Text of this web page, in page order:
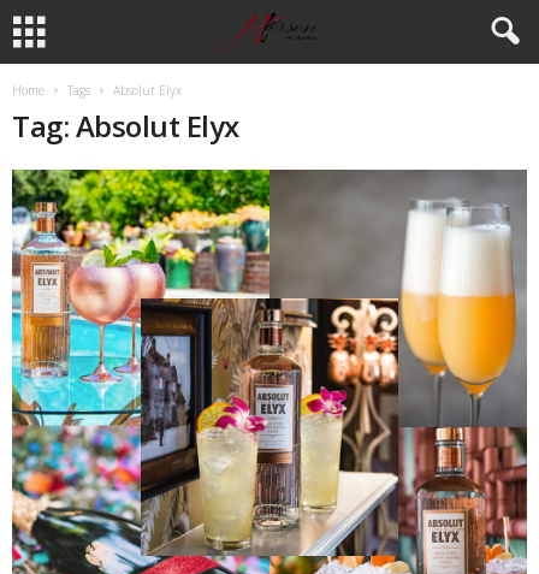
Home Tags Absolut Elyx
Tag: Absolut Elyx